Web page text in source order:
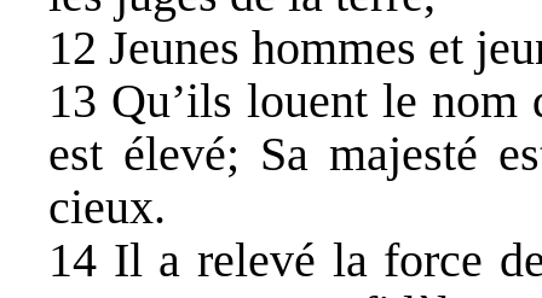
12 Jeunes hommes et
13 Qu’ils louent le nom
est élevé; Sa majesté
cieux.
14 Il a relevé la force